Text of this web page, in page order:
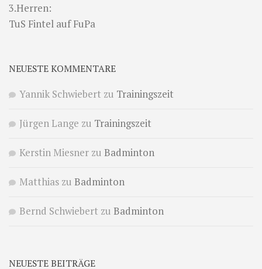
3.Herren:
TuS Fintel auf FuPa
NEUESTE KOMMENTARE
Yannik Schwiebert zu Trainingszeit
Jürgen Lange zu Trainingszeit
Kerstin Miesner zu Badminton
Matthias zu Badminton
Bernd Schwiebert zu Badminton
NEUESTE BEITRÄGE